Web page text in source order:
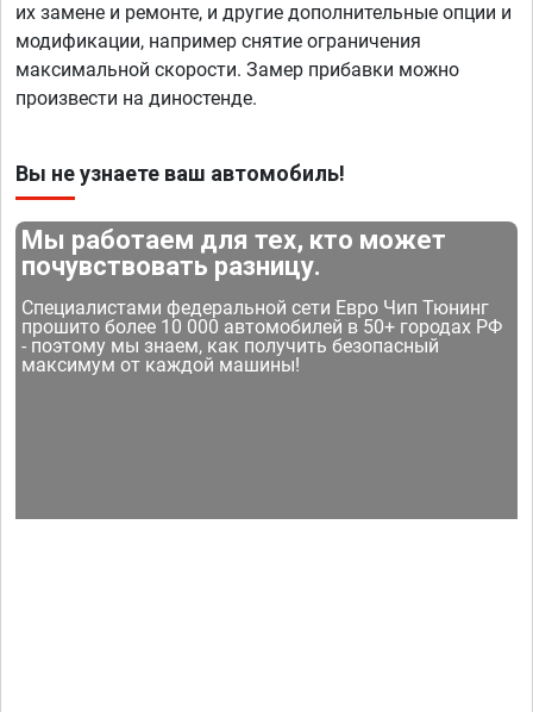
их замене и ремонте, и другие дополнительные опции и
модификации, например снятие ограничения
максимальной скорости. Замер прибавки можно
произвести на диностенде.
Вы не узнаете ваш автомобиль!
Мы работаем для тех, кто может
почувствовать разницу.
Специалистами федеральной сети Евро Чип Тюнинг
прошито более 10 000 автомобилей в 50+ городах РФ
- поэтому мы знаем, как получить безопасный
максимум от каждой машины!